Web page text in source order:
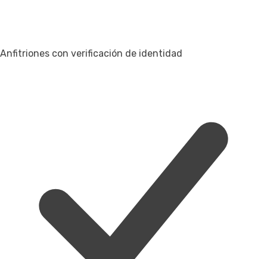
Anfitriones con verificación de identidad